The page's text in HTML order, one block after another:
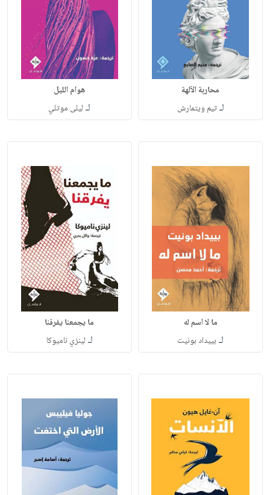
محاربة الآلهة
لـتيم ويتمارش
هوام الليل
لـ ليلى موتلي
ما لا اسم له
لـ بييداد بونيت
ما يجمعنا يفرقنا
لـ لينزي ناميوكا